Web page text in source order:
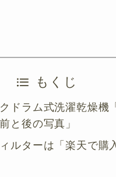
もくじ
ドラム式洗濯乾燥機
と後の写真」
ルターは「楽天で購